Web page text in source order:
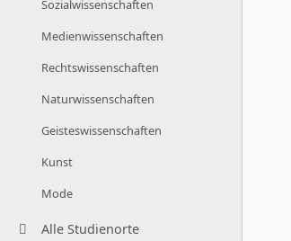
Sozialwissenschaften
Medienwissenschaften
Rechtswissenschaften
Naturwissenschaften
Geisteswissenschaften
Kunst
Mode
Alle Studienorte